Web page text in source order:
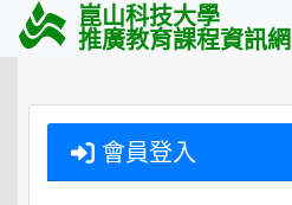
崑山科技大學
推廣教育課程資訊網
會員登入